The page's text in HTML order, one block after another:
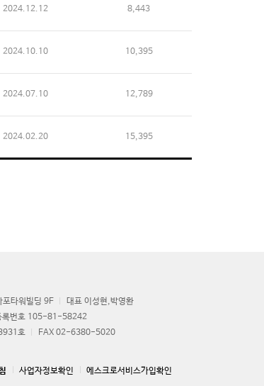
2024.12.12 8,443
2024.10.10 10,395
2024.07.10 12,789
2024.02.20 15,395
포타워빌딩 9F
대표 이성현,박영환
록번호 105-81-58242
호
FAX 02-6380-5020
사업자정보확인 에스크로서비스가입확인